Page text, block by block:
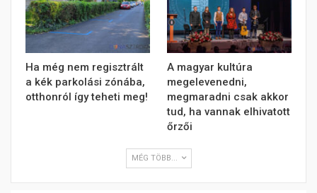
Ha még nem regisztrált
a kék parkolási zónába,
otthonról így teheti meg!
A magyar kultúra
megelevenedni,
megmaradni csak akkor
tud, ha vannak elhivatott
őrzői
MÉG TÖBB...